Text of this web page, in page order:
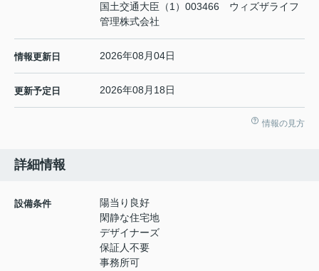
国土交通大臣（1）003466 ウィズザライフ
管理株式会社
情報更新日 2026年08月04日
更新予定日 2026年08月18日
情報の見方
詳細情報
設備条件
陽当り良好
閑静な住宅地
デザイナーズ
保証人不要
事務所可